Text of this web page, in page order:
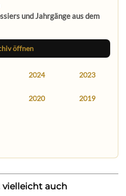
und Jahrgänge aus dem
öffnen
2024 2023
2020 2019
vielleicht auch